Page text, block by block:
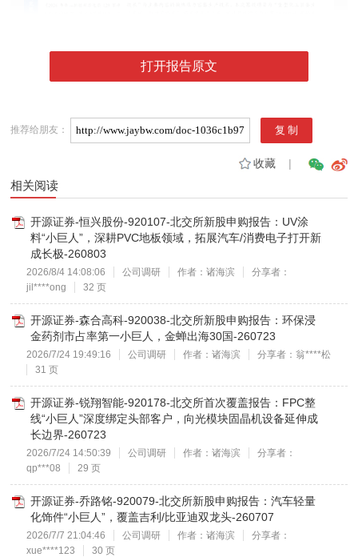
打开报告原文
推荐给朋友：
收藏|
相关阅读
开源证券-恒兴股份-920107-北交所新股申购报告：UV涂
料“小巨人”，深耕PVC地板领域，拓展汽车/消费电子打开新
成长极-260803
2026/8/4 14:08:06 公司调研 作者：诸海滨
分享者：
jil****ong
32 页
开源证券-森合高科-920038-北交所新股申购报告：环保浸
金药剂市占率第一小巨人，金蝉出海30国-260723
2026/7/24 19:49:16 公司调研 作者：诸海滨
分享者：翁****松
31 页
开源证券-锐翔智能-920178-北交所首次覆盖报告：FPC整
线“小巨人”深度绑定头部客户，向光模块固晶机设备延伸成
长边界-260723
2026/7/24 14:50:39 公司调研 作者：诸海滨
分享者：
qp***08
29 页
开源证券-乔路铭-920079-北交所新股申购报告：汽车轻量
化饰件“小巨人”，覆盖吉利/比亚迪双龙头-260707
2026/7/7 21:04:46 公司调研 作者：诸海滨
分享者：
xue****123
30 页